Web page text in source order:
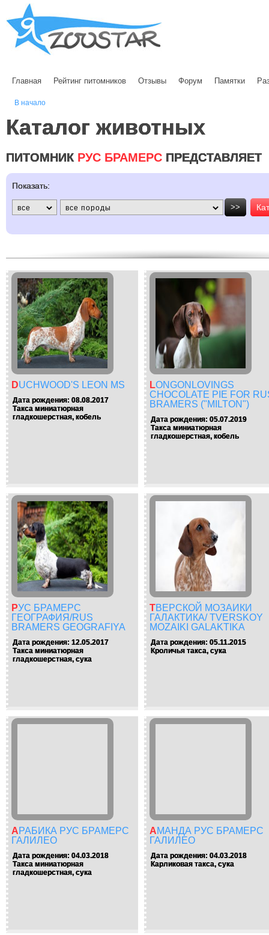
Главная Рейтинг питомников Отзывы Форум Памятки
В начало
Каталог животных
ПИТОМНИК РУС БРАМЕРС ПРЕДСТАВЛЯЕТ
Показать:
>>
DUCHWOOD'S LEON MS
Дата рождения: 08.08.2017
Такса миниатюрная
гладкошерстная, кобель
LONGONLOVINGS
CHOCOLATE PIE FOR
BRAMERS ("MILTON")
Дата рождения: 05.07.2019
Такса миниатюрная
гладкошерстная, кобель
РУС БРАМЕРС
ГЕОГРАФИЯ/RUS
BRAMERS GEOGRAFIYA
Дата рождения: 12.05.2017
Такса миниатюрная
гладкошерстная, сука
ТВЕРСКОЙ МОЗАИКИ
ГАЛАКТИКА/ TVERSKOY
MOZAIKI GALAKTIKA
Дата рождения: 05.11.2015
Кроличья такса, сука
АРАБИКА РУС БРАМЕРС
ГАЛИЛЕО
Дата рождения: 04.03.2018
Такса миниатюрная
гладкошерстная, сука
АМАНДА РУС БРАМЕРС
ГАЛИЛЕО
Дата рождения: 04.03.2018
Карликовая такса, сука